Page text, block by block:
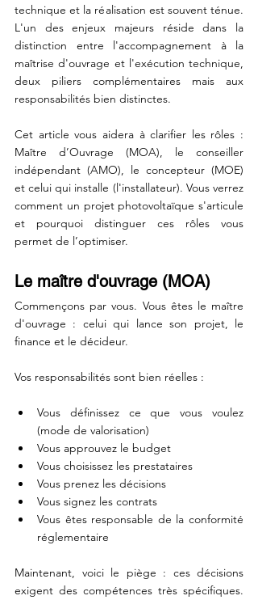
technique et la réalisation est souvent ténue.
L'un des enjeux majeurs réside dans la
distinction entre l'accompagnement à la
maîtrise d'ouvrage et l'exécution technique,
deux piliers complémentaires mais aux
responsabilités bien distinctes.
Cet article vous aidera à clarifier les rôles :
Maître d’Ouvrage (MOA), le conseiller
indépendant (AMO), le concepteur (MOE)
et celui qui installe (l'installateur). Vous verrez
comment un projet photovoltaïque s'articule
et pourquoi distinguer ces rôles vous
permet de l’optimiser.
Le maître d'ouvrage (MOA)
Commençons par vous. Vous êtes le maître
d'ouvrage : celui qui lance son projet, le
finance et le décideur.
Vos responsabilités sont bien réelles :
Vous définissez ce que vous voulez
(mode de valorisation)
Vous approuvez le budget
Vous choisissez les prestataires
Vous prenez les décisions
Vous signez les contrats
Vous êtes responsable de la conformité
réglementaire
Maintenant, voici le piège : ces décisions
exigent des compétences très spécifiques.